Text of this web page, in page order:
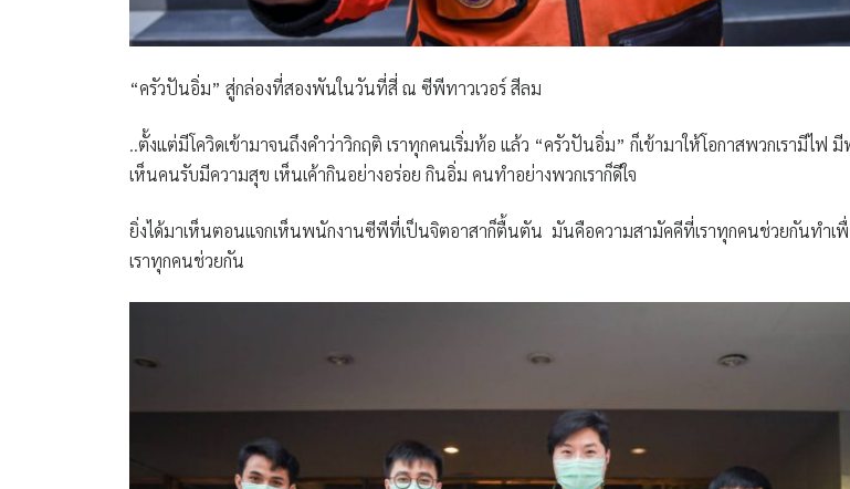
“ครัวปันอิ่ม” สู่กล่องที่สองพันในวันที่สี่ ณ ซีพีทาวเวอร์ สีลม
..ตั้งแต่มีโควิดเข้ามาจนถึงคำว่าวิกฤติ เราทุกคนเริ่มท้อ แล้ว “ครัวปันอิ่ม” ก็เข้ามาให้โอกาสพวกเรามีไฟ
เห็นคนรับมีความสุข เห็นเค้ากินอย่างอร่อย กินอิ่ม คนทำอย่างพวกเราก็ดีใจ
ยิ่งได้มาเห็นตอนแจกเห็นพนักงานซีพีที่เป็นจิตอาสาก็ตื้นตัน มันคือความสามัคคีที่เราทุกคนช่วยกันทำเ
เราทุกคนช่วยกัน​